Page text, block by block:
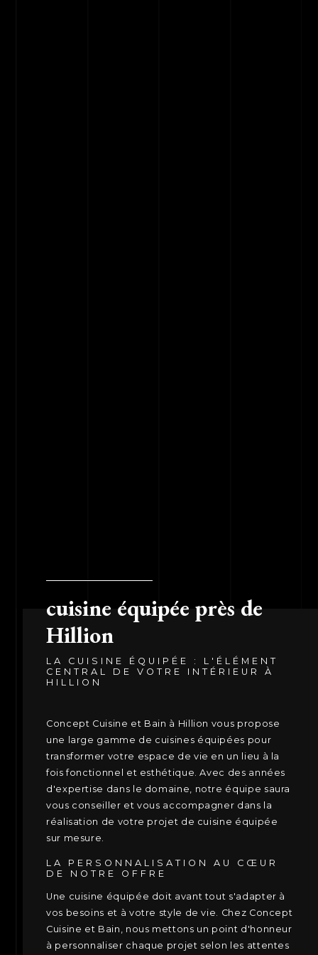
cuisine équipée près de
Hillion
LA CUISINE ÉQUIPÉE : L'ÉLÉMENT
CENTRAL DE VOTRE INTÉRIEUR À
HILLION
Concept Cuisine et Bain à Hillion vous propose
une large gamme de cuisines équipées pour
transformer votre espace de vie en un lieu à la
fois fonctionnel et esthétique. Avec des années
d'expertise dans le domaine, notre équipe saura
vous conseiller et vous accompagner dans la
réalisation de votre projet de cuisine équipée
sur mesure.
LA PERSONNALISATION AU CŒUR
DE NOTRE OFFRE
Une cuisine équipée doit avant tout s'adapter à
vos besoins et à votre style de vie. Chez Concept
Cuisine et Bain, nous mettons un point d'honneur
à personnaliser chaque projet selon les attentes